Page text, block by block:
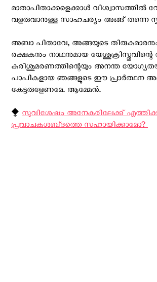
മാതാപിതാക്കളെക്കാൾ വിശ്വാസത്തിൽ
വളരുവാനുള്ള സാഹചര്യം അങ്ങ് തന്നെ
അബാ പിതാവേ, അങ്ങയുടെ
രക്ഷകനും നാഥനുമായ യേശുക്രിസ്തുവിന്റെ
കുരിശുമരണത്തിന്റെയും അനന്ത
പാപികളായ ഞങ്ങളുടെ ഈ പ്രാർത്ഥന
കേട്ടരുളേണമേ. ആമ്മേൻ.
⧪ സുവിശേഷം അനേകരിലേക്ക്
പ്രവാചകശബ്‌ദത്തെ സഹായിക്കാമോ? ‍